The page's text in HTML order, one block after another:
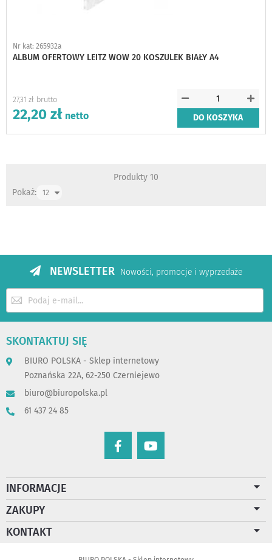
Nr kat: 265932a
ALBUM OFERTOWY LEITZ WOW 20 KOSZULEK BIAŁY A4
27,31 zł
22,20 zł DO KOSZYKA
Produkty 10
Pokaż:
NEWSLETTER Nowości, promocje i wyprzedaże
Subskrybuj
nasz
SKONTAKTUJ SIĘ
BIURO POLSKA - Sklep internetowy
Poznańska 22A, 62-250 Czerniejewo
biuro@biuropolska.pl
61 437 24 85
INFORMACJE
ZAKUPY
KONTAKT